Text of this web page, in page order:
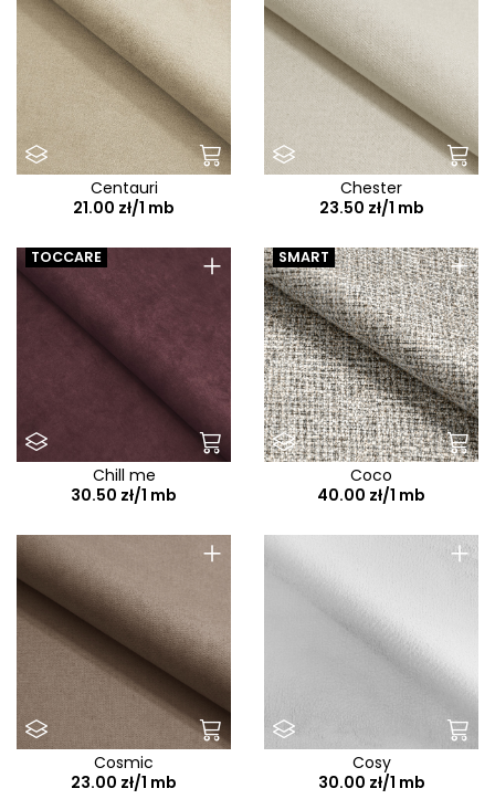
Centauri
21.00 zł/1 mb
Chester
23.50 zł/1 mb
+
TOCCARE
Chill me
30.50 zł/1 mb
+
SMART
Coco
40.00 zł/1 mb
+
Cosmic
23.00 zł/1 mb
+
Cosy
30.00 zł/1 mb